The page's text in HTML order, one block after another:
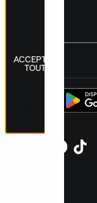
ACCEPTER
TOUT